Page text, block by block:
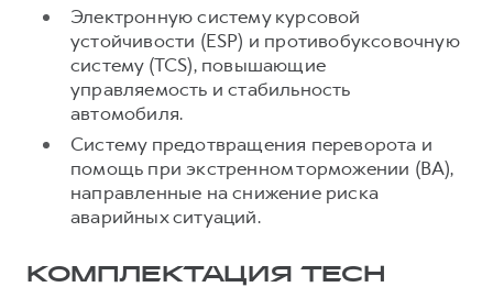
Электронную систему курсовой
устойчивости (ESP) и противобуксовочную
систему (TCS), повышающие
управляемость и стабильность
автомобиля.
Систему предотвращения переворота и
помощь при экстренном торможении (BA),
направленные на снижение риска
аварийных ситуаций.
КОМПЛЕКТАЦИЯ TECH